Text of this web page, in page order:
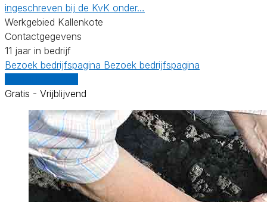
ingeschreven bij de KvK onder…
Werkgebied Kallenkote
Contactgegevens
11 jaar in bedrijf
Bezoek bedrijfspagina Bezoek bedrijfspagina
Gratis - Vrijblijvend